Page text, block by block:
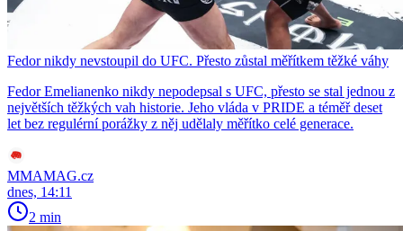
Fedor nikdy nevstoupil do UFC. Přesto zůstal měřítkem těžké váhy
Fedor Emelianenko nikdy nepodepsal s UFC, přesto se stal jednou z
největších těžkých vah historie. Jeho vláda v PRIDE a téměř deset
let bez regulérní porážky z něj udělaly měřítko celé generace.
MMAMAG.cz
dnes, 14:11
2 min